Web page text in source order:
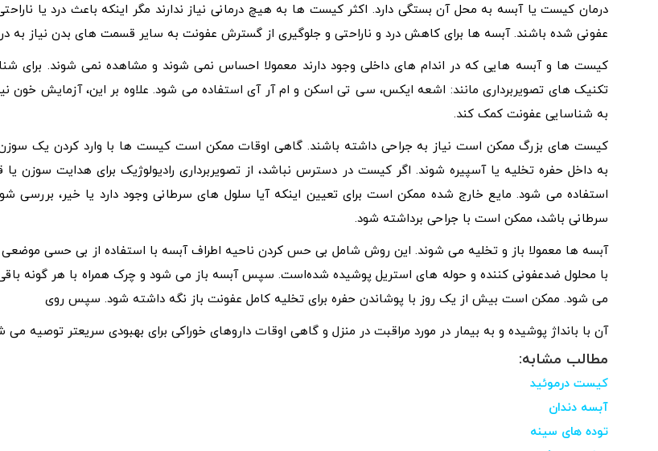
درمان کیست یا آبسه به محل آن بستگی دارد. اکثر کیست ها به هیچ درمانی نیاز ندارند مگر اینکه باعث درد یا
عفونی شده باشند. آبسه ها برای کاهش درد و ناراحتی و جلوگیری از گسترش عفونت به سایر قسمت های بدن نیاز به
کیست ها و آبسه هایی که در اندام های داخلی وجود دارند معمولا احساس نمی شوند و مشاهده نمی شوند. برای
تکنیک های تصویربرداری مانند: اشعه ایکس، سی تی اسکن و ام آر آی استفاده می شود. علاوه بر این، آزمایش خون
به شناسایی عفونت کمک کند.
کیست های بزرگ ممکن است نیاز به جراحی داشته باشند. گاهی اوقات ممکن است کیست ها با وارد کردن یک سوزن
به داخل حفره تخلیه یا آسپیره شوند. اگر کیست در دسترس نباشد، از تصویربرداری رادیولوژیک برای هدایت سوزن یا
استفاده می شود. مایع خارج شده ممکن است برای تعیین اینکه آیا سلول های سرطانی وجود دارد یا خیر، بررسی
سرطانی باشد، ممکن است با جراحی برداشته شود.
آبسه ها معمولا باز و تخلیه می شوند. این روش شامل بی حس کردن ناحیه اطراف آبسه با استفاده از بی حسی
با محلول ضدعفونی کننده و حوله های استریل پوشیده شده‌است. سپس آبسه باز می شود و چرک همراه با هر گونه باقی
می شود. ممکن است بیش از یک روز با پوشاندن حفره برای تخلیه کامل عفونت باز نگه داشته شود. سپس روی
آن با بانداژ پوشیده و به بیمار در مورد مراقبت در منزل و گاهی اوقات داروهای خوراکی برای بهبودی سریعتر توصیه می
مطالب مشابه:
کیست درموئید
آبسه دندان
توده های سینه